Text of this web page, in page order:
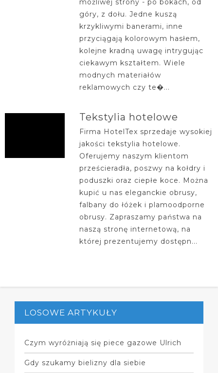
możliwej strony - po bokach, od
góry, z dołu. Jedne kuszą
krzykliwymi banerami, inne
przyciągają kolorowym hasłem,
kolejne kradną uwagę intrygując
ciekawym kształtem. Wiele
modnych materiałów
reklamowych czy te�...
Tekstylia hotelowe
Firma HotelTex sprzedaje wysokiej
jakości tekstylia hotelowe.
Oferujemy naszym klientom
prześcieradła, poszwy na kołdry i
poduszki oraz ciepłe koce. Można
kupić u nas eleganckie obrusy,
falbany do łóżek i plamoodporne
obrusy. Zapraszamy państwa na
naszą stronę internetową, na
której prezentujemy dostępn...
LOSOWE ARTYKUŁY
Czym wyróżniają się piece gazowe Ulrich
Gdy szukamy bielizny dla siebie